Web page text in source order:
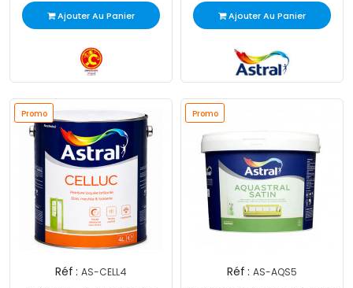
Ajouter Au Panier Ajouter Au Panier
Promo
Réf : AS-CELL4
Promo
Réf : AS-AQS5